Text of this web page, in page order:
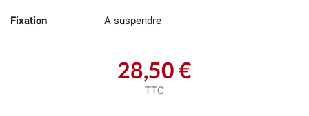
Fixation A suspendre
28,50 €
TTC